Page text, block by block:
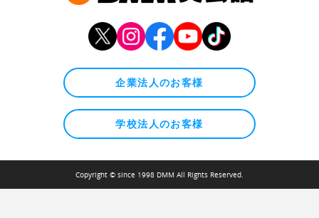
企業法人のお客様
学校法人のお客様
Copyright © since 1998 DMM All Rights Reserved.